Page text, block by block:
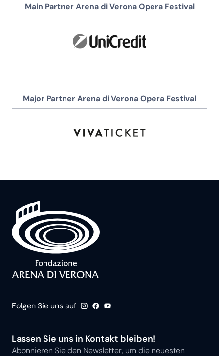
Main Partner Arena di Verona Opera Festival
Major Partner Arena di Verona Opera Festival
Folgen Sie uns auf
Lassen Sie uns in Kontakt bleiben!
Abonnieren Sie den Newsletter, um die neuesten